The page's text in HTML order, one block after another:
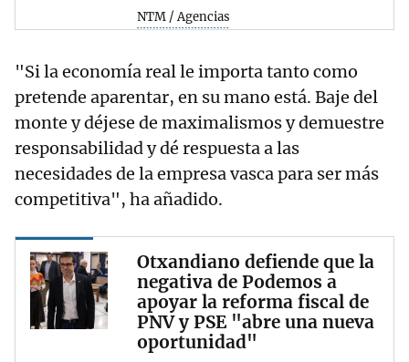
NTM / Agencias
"Si la economía real le importa tanto como
pretende aparentar, en su mano está. Baje del
monte y déjese de maximalismos y demuestre
responsabilidad y dé respuesta a las
necesidades de la empresa vasca para ser más
competitiva", ha añadido.
Otxandiano defiende que la
negativa de Podemos a
apoyar la reforma fiscal de
PNV y PSE "abre una nueva
oportunidad"